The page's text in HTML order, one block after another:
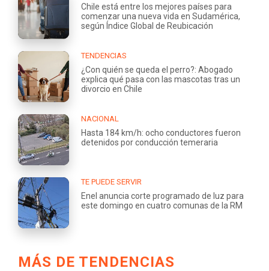
Chile está entre los mejores países para
comenzar una nueva vida en Sudamérica,
según Índice Global de Reubicación
TENDENCIAS
¿Con quién se queda el perro?: Abogado
explica qué pasa con las mascotas tras un
divorcio en Chile
NACIONAL
Hasta 184 km/h: ocho conductores fueron
detenidos por conducción temeraria
TE PUEDE SERVIR
Enel anuncia corte programado de luz para
este domingo en cuatro comunas de la RM
MÁS DE TENDENCIAS